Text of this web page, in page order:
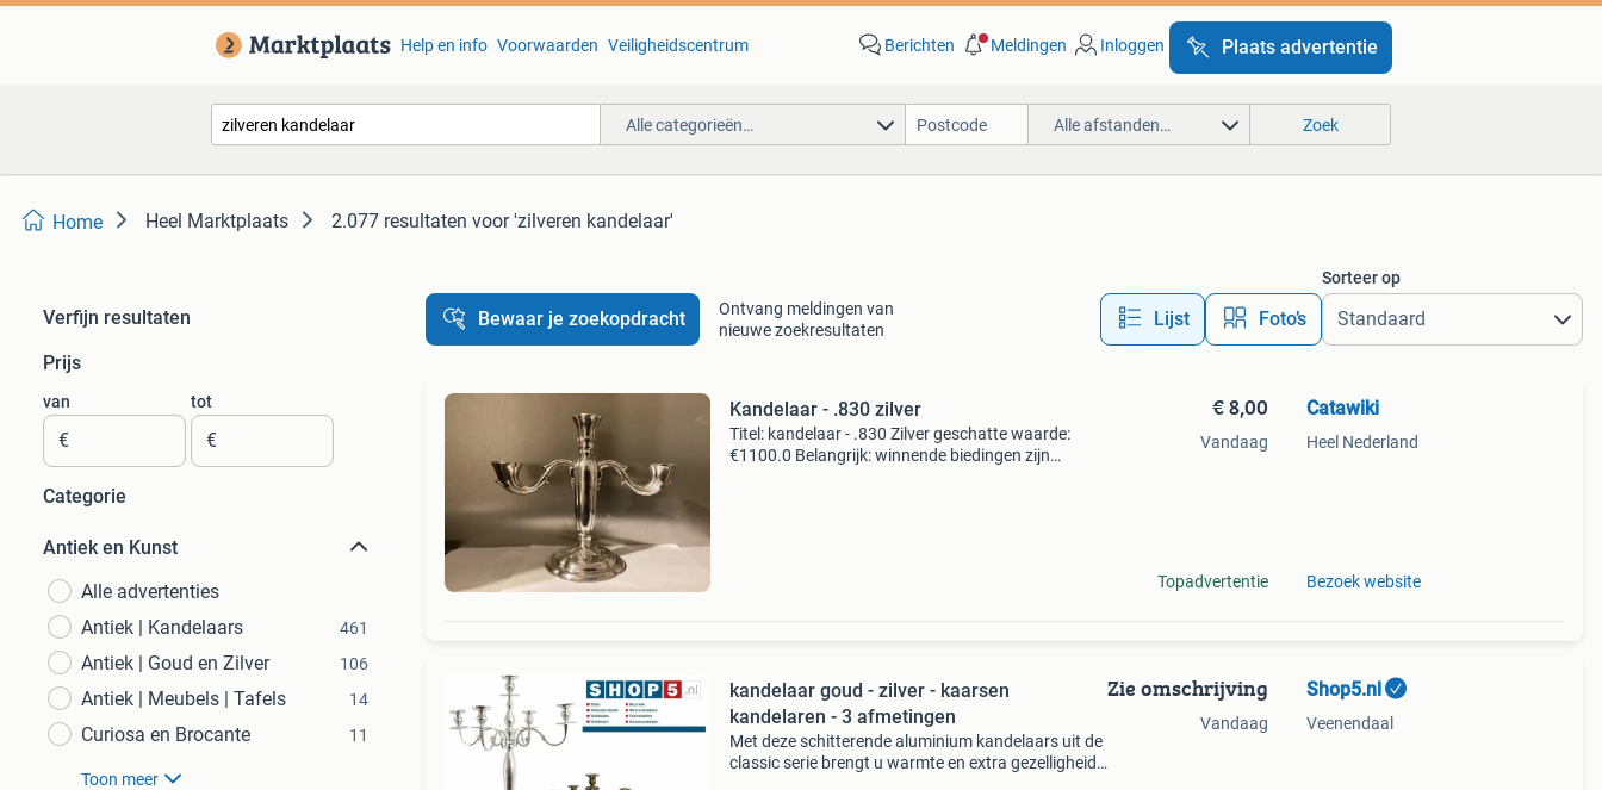
Help en info Voorwaarden Veiligheidscentrum Berichten Meldingen Inloggen Plaats advertentie
Alle categorieën… Alle afstanden… Zoek
Home Heel Marktplaats 2.077 resultaten voor 'zilveren kandelaar'
Verfijn resultaten
Prijs
van
€
tot
€
Categorie
Antiek en Kunst
Alle advertenties
Antiek | Kandelaars
461
Antiek | Goud en Zilver 106
Antiek | Meubels | Tafels 14
Curiosa en Brocante 11
Toon meer
Bewaar je zoekopdracht
Ontvang meldingen van
nieuwe zoekresultaten
Lijst Foto’s
Sorteer op
Kandelaar - .830 zilver
Titel: kandelaar - .830 Zilver geschatte waarde:
€1100.0 Belangrijk: winnende biedingen zijn
€ 8,00
Vandaag
Topadvertentie
Catawiki
Heel Nederland
Bezoek website
kandelaar goud - zilver - kaarsen
kandelaren - 3 afmetingen
Met deze schitterende aluminium kandelaars uit de
classic serie brengt u warmte en extra gezelligheid
Zie omschrijving
Vandaag
Shop5.nl
Veenendaal